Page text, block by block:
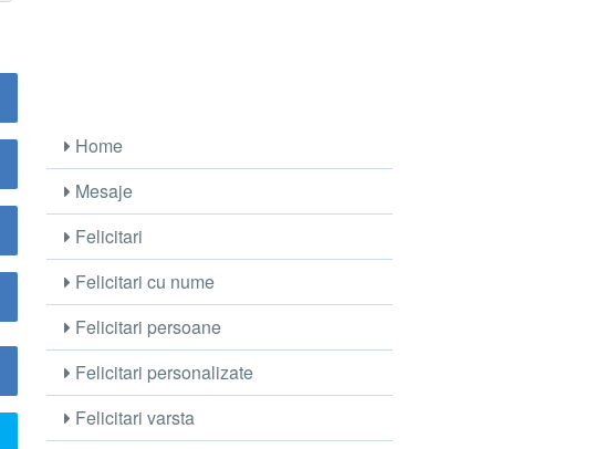
Home
Mesaje
Felicitari
Felicitari cu nume
Felicitari persoane
Felicitari personalizate
Felicitari varsta